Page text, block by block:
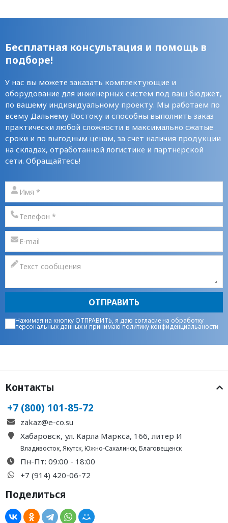
Бесплатная консультация и помощь в
подборе!
У нас вы можете заказать комплектующие и
оборудование для инженерных систем под ваш бюджет,
по вашему индивидуальному проекту. Мы работаем по
всему Дальнему Востоку и способны выполнить заказ
практически любой сложности в максимально сжатые
сроки и по выгодным ценам, за счет наличия продукции
на складах, отработанной логистике и партнерской
сети. Обращайтесь!
ОТПРАВИТЬ
Нажимая на кнопку ОТПРАВИТЬ, я даю согласие на обработку
персональных данныхи принимаюполитику конфиденциальаности
Контакты
+7 (800) 101-85-72
zakaz@e-co.su
Хабаровск, ул. Карла Маркса, 166, литер И
Владивосток,Якутск,Южно-Сахалинск,Благовещенск
Пн-Пт: 09:00 - 18:00
+7 (914) 420-06-72
Поделиться